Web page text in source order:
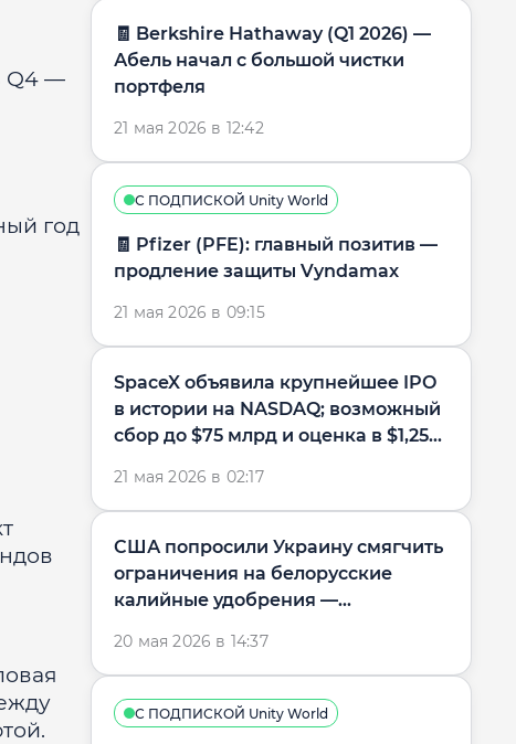
Q4 —
год
🧾 Berkshire Hathaway (Q1 2026) —
Абель начал с большой чистки
портфеля
21 мая 2026 в 12:42
С ПОДПИСКОЙ Unity World
🧾 Pfizer (PFE): главный позитив —
продление защиты Vyndamax
21 мая 2026 в 09:15
SpaceX объявила крупнейшее IPO
в истории на NASDAQ; возможный
сбор до $75 млрд и оценка в $1,25...
21 мая 2026 в 02:17
США попросили Украину смягчить
ограничения на белорусские
калийные удобрения —
20 мая 2026 в 14:37
С ПОДПИСКОЙ Unity World